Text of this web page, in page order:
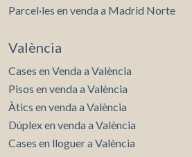
Parcel·les en venda a Madrid Norte
València
Cases en Venda a València
Pisos en venda a València
Àtics en venda a València
Dúplex en venda a València
Cases en lloguer a València